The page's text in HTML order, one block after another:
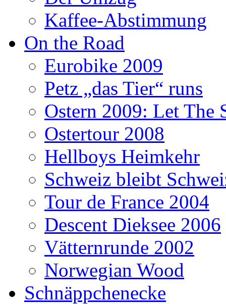
Kaffee-Abstimmung
On the Road
Eurobike 2009
Petz „das Tier“ runs
Ostern 2009: Let The
Ostertour 2008
Hellboys Heimkehr
Schweiz bleibt
Tour de France 2004
Descent Dieksee 2006
Vätternrunde 2002
Norwegian Wood
Schnäppchenecke